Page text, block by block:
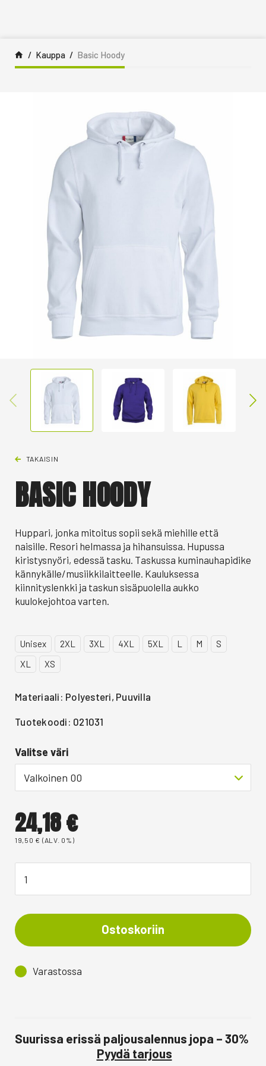
Kauppa Basic Hoody
TAKAISIN
BASIC HOODY
Huppari, jonka mitoitus sopii sekä miehille että
naisille. Resori helmassa ja hihansuissa. Hupussa
kiristysnyöri, edessä tasku. Taskussa kuminauhapidike
kännykälle/musiikkilaitteelle. Kauluksessa
kiinnityslenkki ja taskun sisäpuolella aukko
kuulokejohtoa varten.
Unisex 2XL 3XL 4XL 5XL L M
S
XL
XS
Materiaali: Polyesteri, Puuvilla
Tuotekoodi: 021031
Valitse väri
Valkoinen 00
24,18€
19,50 € (ALV. 0%)
Ostoskoriin
Varastossa
Suurissa erissä paljousalennus jopa – 30%
Pyydä tarjous